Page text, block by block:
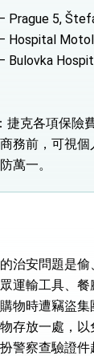
Prague 5,
Hospital
Bulovka
捷克各項保險
務前，可視
萬一。
治安問題是
運輸工具、
物時遭竊盜
存放一處，
警察查驗證件